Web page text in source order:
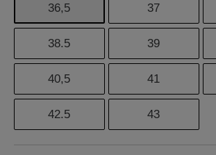
36,5 37
38.5 39
40,5 41
42.5 43